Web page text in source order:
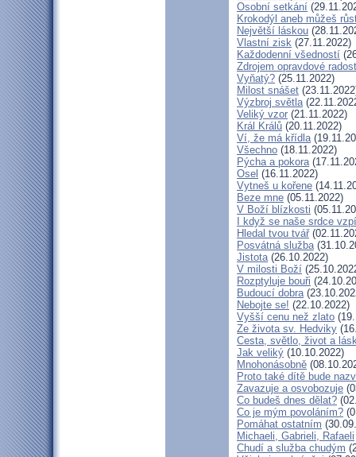
Osobní setkání
Krokodýl aneb můžeš
Největší láskou
Vlastní zisk (27.11.2022)
Každodenní všedností
Zdrojem opravdové
Vyňatý? (25.11.2022)
Milost snášet
Výzbroj světla
Veliký vzor (21.11.2022)
Král Králů (20.11.2022)
Ví, že má křídla
Všechno (18.11.2022)
Pýcha a pokora
Osel (16.11.2022)
Vytneš u kořene
Beze mne (05.11.2022)
V Boží blízkosti
I když se naše srdce
Hledal tvou tvář
Posvátná služba
Jistota(26.10.2022)
V milosti Boží
Rozptyluje bouři
Budoucí dobra
Nebojte se! (22.10.2022)
Vyšší cenu než zlato
Ze života sv. Hedviky
Cesta, světlo, život a
Jak veliký (10.10.2022)
Mnohonásobně
Proto také dítě bude
Zavazuje a osvobozuje
Co budeš dnes dělat?
Co je mým povoláním?
Pomáhat ostatním
Michaeli, Gabrieli, Rafaeli
Chudí a služba chudým